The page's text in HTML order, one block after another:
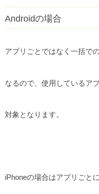
Androidの場合
アプリごとではなく一括で
なるので、使用しているア
対象となります。
iPhoneの場合はアプリごと